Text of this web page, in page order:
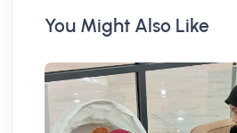
You Might Also Like